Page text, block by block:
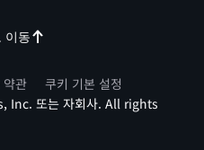
이동
약관
쿠키 기본 설정
Inc. 또는 자회사. All rights